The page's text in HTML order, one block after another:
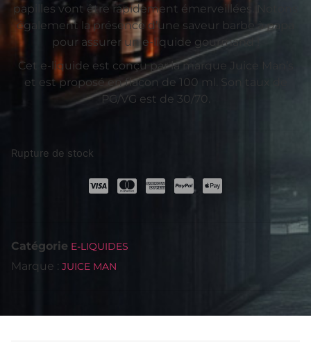
papilles vont être rapidement émerveillées. Notons
également la présence d’une saveur barbe à papa
pour assurer un e-liquide gourmand !
Cet e-liquide est conçu par la marque Juice Man’s
et est proposé en flacon de 100 ml. Son taux de
PG/VG est de 30/70.
Rupture de stock
Catégorie E-LIQUIDES
Marque : JUICE MAN